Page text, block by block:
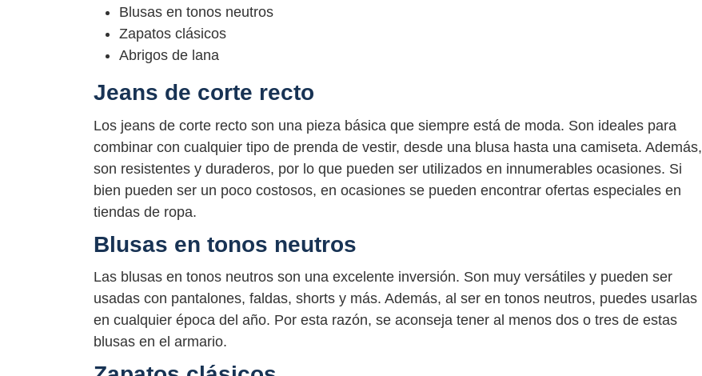
Blusas en tonos neutros
Zapatos clásicos
Abrigos de lana
Jeans de corte recto
Los jeans de corte recto son una pieza básica que siempre está de moda. Son ideales para
combinar con cualquier tipo de prenda de vestir, desde una blusa hasta una camiseta. Además,
son resistentes y duraderos, por lo que pueden ser utilizados en innumerables ocasiones. Si
bien pueden ser un poco costosos, en ocasiones se pueden encontrar ofertas especiales en
tiendas de ropa.
Blusas en tonos neutros
Las blusas en tonos neutros son una excelente inversión. Son muy versátiles y pueden ser
usadas con pantalones, faldas, shorts y más. Además, al ser en tonos neutros, puedes usarlas
en cualquier época del año. Por esta razón, se aconseja tener al menos dos o tres de estas
blusas en el armario.